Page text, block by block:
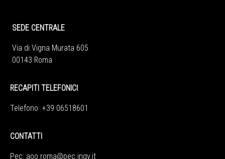
SEDE CENTRALE
Via di Vigna Murata 605
00143 Roma
RECAPITI TELEFONICI
Telefono +39 06518601
CONTATTI
Pec: aoo.roma@pec.ingv.it